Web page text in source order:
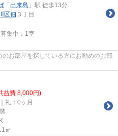
「 出来島 」駅 徒歩13分
区佃 ３丁目
集中： 1室
お部屋を探している方にお勧めのお部
益費 8,000円)
礼：0ヶ月
㎡